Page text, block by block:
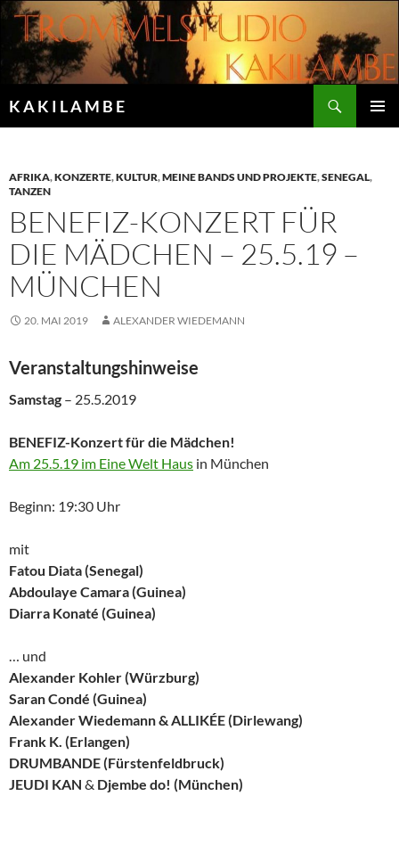
Zum
Inhalt
springen
K A K I L A M B E
AFRIKA,KONZERTE,KULTUR,MEINE BANDS UND PROJEKTE,SENEGAL,
TANZEN
BENEFIZ-KONZERT FÜR
DIE MÄDCHEN – 25.5.19 –
MÜNCHEN
20. MAI 2019 ALEXANDER WIEDEMANN
Veranstaltungshinweise
Samstag – 25.5.2019
BENEFIZ-Konzert für die Mädchen!
Am 25.5.19 im Eine Welt Haus in München
Beginn: 19:30 Uhr
mit
Fatou Diata (Senegal)
Abdoulaye Camara (Guinea)
Diarra Konaté (Guinea)
… und
Alexander Kohler (Würzburg)
Saran Condé (Guinea)
Alexander Wiedemann & ALLIKÉE (Dirlewang)
Frank K. (Erlangen)
DRUMBANDE (Fürstenfeldbruck)
JEUDI KAN & Djembe do! (München)